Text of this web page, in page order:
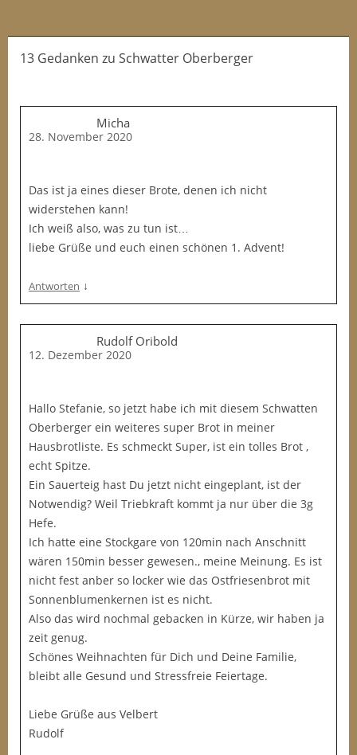
13 Gedanken zu Schwatter Oberberger
Micha
28. November 2020
Das ist ja eines dieser Brote, denen ich nicht
widerstehen kann!
Ich weiß also, was zu tun ist…
liebe Grüße und euch einen schönen 1. Advent!
Antworten ↓
Rudolf Oribold
12. Dezember 2020
Hallo Stefanie, so jetzt habe ich mit diesem Schwatten
Oberberger ein weiteres super Brot in meiner
Hausbrotliste. Es schmeckt Super, ist ein tolles Brot ,
echt Spitze.
Ein Sauerteig hast Du jetzt nicht eingeplant, ist der
Notwendig? Weil Triebkraft kommt ja nur über die 3g
Hefe.
Ich hatte eine Stockgare von 120min nach Anschnitt
wären 150min besser gewesen., meine Meinung. Es ist
nicht fest anber so locker wie das Ostfriesenbrot mit
Sonnenblumenkernen ist es nicht.
Also das wird nochmal gebacken in Kürze, wir haben ja
zeit genug.
Schönes Weihnachten für Dich und Deine Familie,
bleibt alle Gesund und Stressfreie Feiertage.
Liebe Grüße aus Velbert
Rudolf